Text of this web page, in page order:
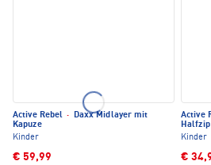
Active Rebel ·
Daxx Midlayer mit
Kapuze
Kinder
€ 59,99
Active
Halfzip
Kinder
€